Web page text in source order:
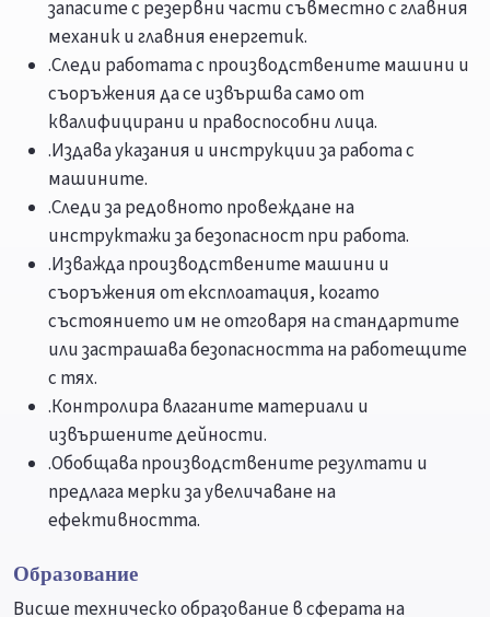
запасите с резервни части съвместно с главния
механик и главния енергетик.
.Следи работата с производствените машини и
съоръжения да се извършва само от
квалифицирани и правоспособни лица.
.Издава указания и инструкции за работа с
машините.
.Следи за редовното провеждане на
инструктажи за безопасност при работа.
.Изважда производствените машини и
съоръжения от експлоатация, когато
състоянието им не отговаря на стандартите
или застрашава безопасността на работещите
с тях.
.Контролира влаганите материали и
извършените дейности.
.Обобщава производствените резултати и
предлага мерки за увеличаване на
ефективността.
Образование
Висше техническо образование в сферата на